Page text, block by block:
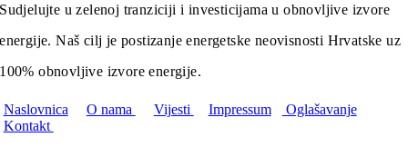
Sudjelujte u zelenoj tranziciji i investicijama u obnovljive izvore
energije. Naš cilj je postizanje energetske neovisnosti Hrvatske uz
100% obnovljive izvore energije.
Naslovnica O nama Vijesti Impressum
Oglašavanje
Kontakt